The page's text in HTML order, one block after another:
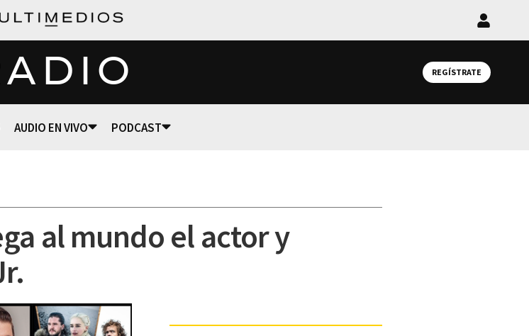
Iniciar
REGÍSTRATE
AUDIO EN VIVO PODCAST
al mundo el actor y